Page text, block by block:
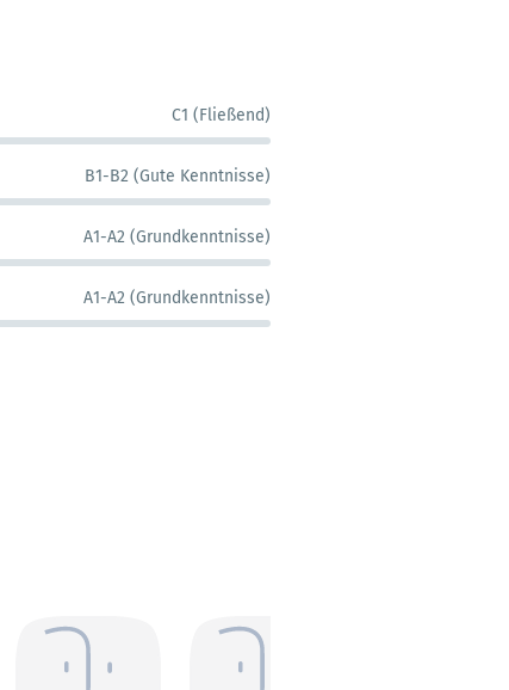
C1 (Fließend)
B1-B2 (Gute Kenntnisse)
A1-A2 (Grundkenntnisse)
A1-A2 (Grundkenntnisse)